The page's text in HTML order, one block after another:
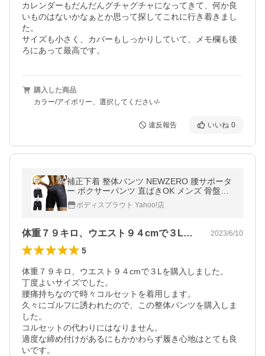
カレンダーもだんだんグチャグチャになってきて、何か良
いものはないかなぁとか思って探してこれに行き着きまし
た。
サイズも小さく、カバーもしっかりしていて、メモ欄も後
ろにあって最高です。
購入した商品
カラー/アイボリー、選択してください/-
違反報告 いいね 0
補正下着 整体パンツ NEWZERO 腰サポータ
ー ボクサーパンツ 直ばきOK メンズ 骨盤サ
ポートパンツ スポーツ 腰サポートパンツ 反
り腰ボディスプラウト Yahoo!店
体重７９キロ、ウエスト９４cmで３Lを… 2023/6/10
5
体重７９キロ、ウエスト９４cmで３Lを購入しました。
丁度よいサイズでした。
腰痛持ちなので時々コルセットを着用します。
久々にゴルフに誘われたので、この整体パンツを購入しま
した。
コルセットの代わりにはなりません。
適度な締め付けがあるにもかかわらず履き心地はとても良
いです。